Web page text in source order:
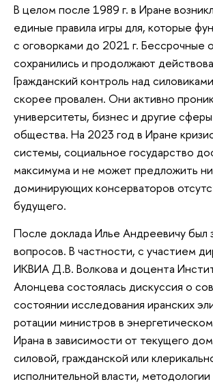
В целом после 1989 г. в Иране
единые правила игры для, которые
с оговорками до 2021 г. Бессрочные
сохранились и продолжают
Гражданский контроль над
скорее провален. Они активно
университеты, бизнес и другие
общества. На 2023 год в Иране
системы, социальное государство
максимума и не может предложить
доминирующих консерваторов
будущего.
После доклада Илье Андреевичу был
вопросов. В частности, с участием
ИКВИА Д.В. Волкова и доцента
Алонцева состоялась дискуссия о
состоянии исследования иранских
ротации министров в
Ирана в зависимости от текущего
силовой, гражданской или
исполнительной власти,